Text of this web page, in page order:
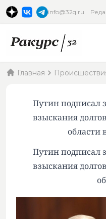
info@32q.ru
Главная
Путин подписал
взыскания
области
Путин подписал
взыскания